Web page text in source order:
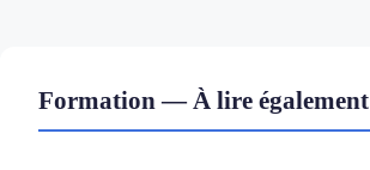
Formation — À lire également